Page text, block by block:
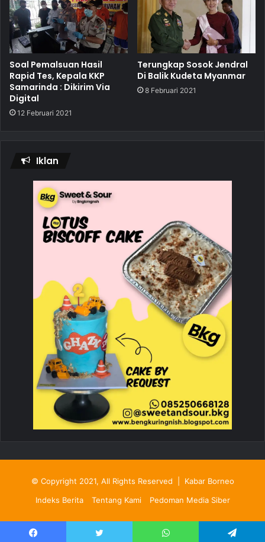
Soal Pemalsuan Hasil
Rapid Tes, Kepala KKP
Samarinda : Dikirim Via
Digital
12 Februari 2021
Terungkap Sosok Jendral
Di Balik Kudeta Myanmar
8 Februari 2021
Iklan
© Copyright 2021, All Rights Reserved | Kabar Borneo
Indeks Berita
Tentang Kami Pedoman Media Siber